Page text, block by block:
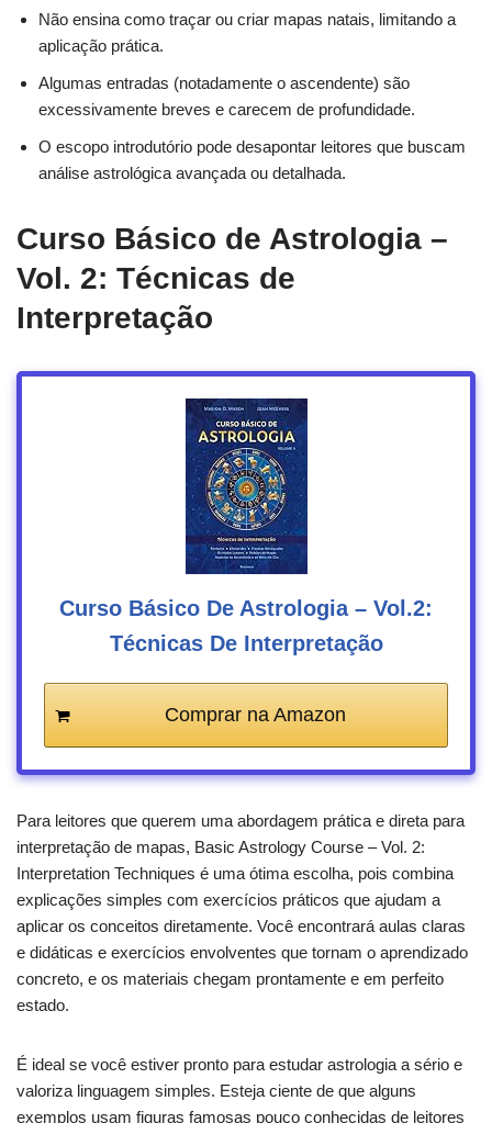
Não ensina como traçar ou criar mapas natais, limitando a
aplicação prática.
Algumas entradas (notadamente o ascendente) são
excessivamente breves e carecem de profundidade.
O escopo introdutório pode desapontar leitores que buscam
análise astrológica avançada ou detalhada.
Curso Básico de Astrologia –
Vol. 2: Técnicas de
Interpretação
Curso Básico De Astrologia – Vol.2:
Técnicas De Interpretação
Comprar na Amazon
Para leitores que querem uma abordagem prática e direta para
interpretação de mapas, Basic Astrology Course – Vol. 2:
Interpretation Techniques é uma ótima escolha, pois combina
explicações simples com exercícios práticos que ajudam a
aplicar os conceitos diretamente. Você encontrará aulas claras
e didáticas e exercícios envolventes que tornam o aprendizado
concreto, e os materiais chegam prontamente e em perfeito
estado.
É ideal se você estiver pronto para estudar astrologia a sério e
valoriza linguagem simples. Esteja ciente de que alguns
exemplos usam figuras famosas pouco conhecidas de leitores